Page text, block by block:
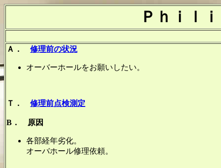
Ｐｈｉｌ
Ａ． 修理前の状況
オーバーホールをお願いしたい。
Ｔ． 修理前点検測定
B． 原因
各部経年劣化。
オーバホール修理依頼。